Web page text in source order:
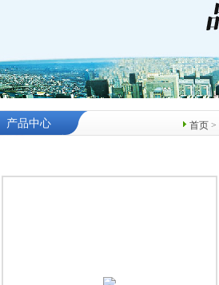
首页 >
产品中心